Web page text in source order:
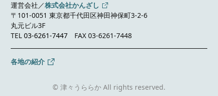
運営会社／株式会社かんざし
〒101-0051 東京都千代田区神田神保町3-2-6
丸元ビル3F
TEL03-6261-7447 FAX 03-6261-7448
各地の紹介
© 津々うららか All rights reserved.